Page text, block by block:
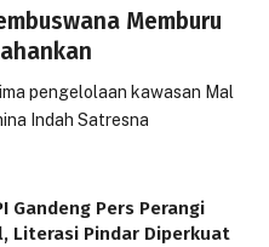
Memburu
pengelolaan kawasan Mal
Indah Satresna
Gandeng Pers Perangi
Literasi Pindar Diperkuat